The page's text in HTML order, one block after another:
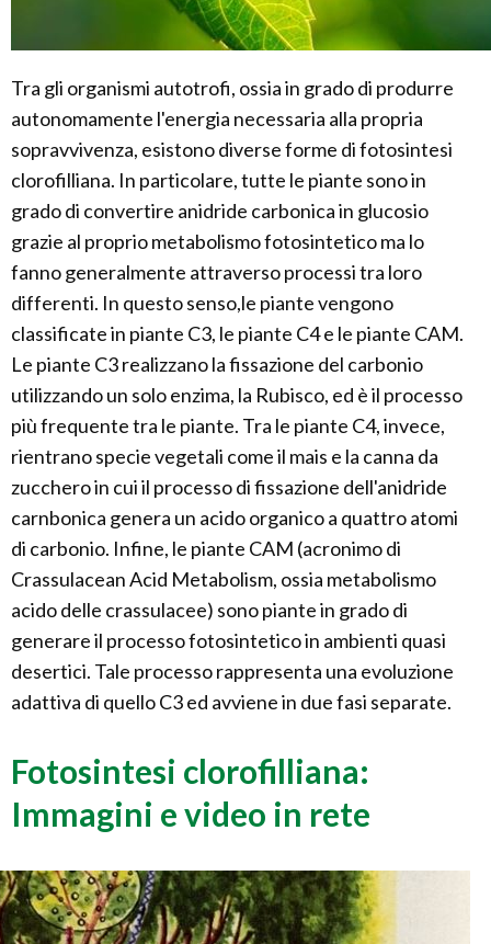
Tra gli organismi autotrofi, ossia in grado di produrre
autonomamente l'energia necessaria alla propria
sopravvivenza, esistono diverse forme di fotosintesi
clorofilliana. In particolare, tutte le piante sono in
grado di convertire anidride carbonica in glucosio
grazie al proprio metabolismo fotosintetico ma lo
fanno generalmente attraverso processi tra loro
differenti. In questo senso,le piante vengono
classificate in piante C3, le piante C4 e le piante CAM.
Le piante C3 realizzano la fissazione del carbonio
utilizzando un solo enzima, la Rubisco, ed è il processo
più frequente tra le piante. Tra le piante C4, invece,
rientrano specie vegetali come il mais e la canna da
zucchero in cui il processo di fissazione dell'anidride
carnbonica genera un acido organico a quattro atomi
di carbonio. Infine, le piante CAM (acronimo di
Crassulacean Acid Metabolism, ossia metabolismo
acido delle crassulacee) sono piante in grado di
generare il processo fotosintetico in ambienti quasi
desertici. Tale processo rappresenta una evoluzione
adattiva di quello C3 ed avviene in due fasi separate.
Fotosintesi clorofilliana:
Immagini e video in rete